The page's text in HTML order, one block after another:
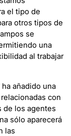
el tipo de
otros tipos de
se
una
al trabajar
ha añadido una
con
de los agentes
sólo aparecerá
las